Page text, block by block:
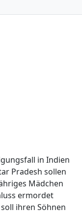
in Indien
Pradesh sollen
Mädchen
ermordet
ihren Söhnen